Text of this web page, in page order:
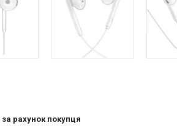
за рахунок покупця